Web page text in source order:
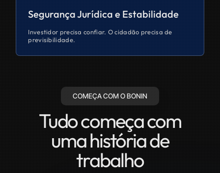
Segurança Jurídica e Estabilidade
Investidor precisa confiar. O cidadão precisa de
previsibilidade.
COMEÇA COM O BONIN
Tudo começa com
uma história de
trabalho